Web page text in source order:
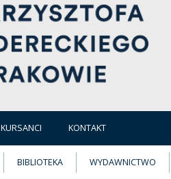
KURSANCI KONTAKT
BIBLIOTEKA WYDAWNICTWO